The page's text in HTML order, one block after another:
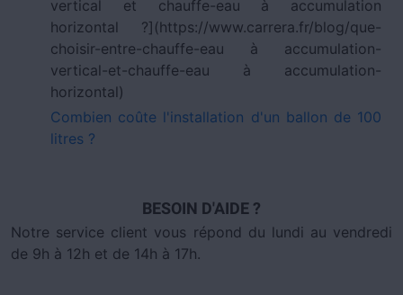
vertical et chauffe-eau à accumulation
horizontal ?](https://www.carrera.fr/blog/que-
choisir-entre-chauffe-eau à accumulation-
vertical-et-chauffe-eau à accumulation-
horizontal)
Combien coûte l'installation d'un ballon de 100
litres ?
BESOIN D'AIDE ?
Notre service client vous répond du lundi au vendredi
de 9h à 12h et de 14h à 17h.